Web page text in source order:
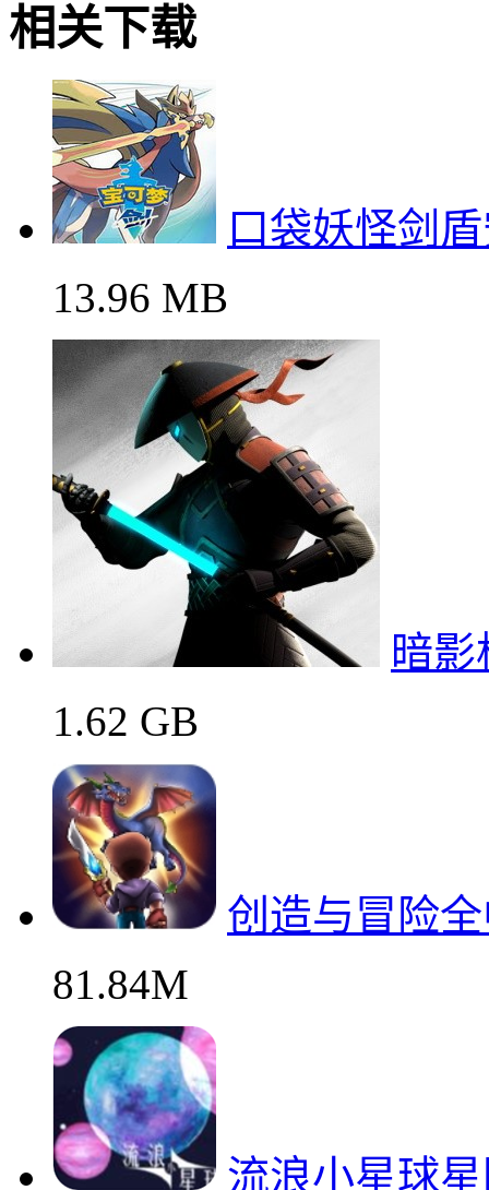
相关下载
口袋妖怪剑
13.96 MB
暗
1.62 GB
创造与冒险
81.84M
流浪小星球